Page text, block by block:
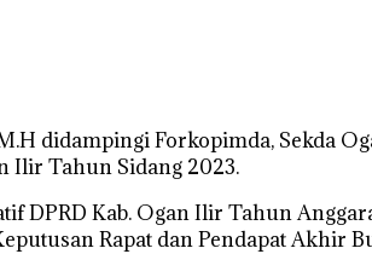
didampingi Forkopimda, Sekda
Ilir Tahun Sidang 2023.
DPRD Kab. Ogan Ilir Tahun
Rapat dan Pendapat Akhir